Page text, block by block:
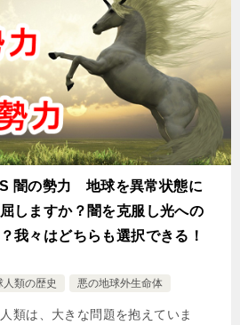
闇の勢力 地球を異常状態に
しますか？闇を克服し光への
我々はどちらも選択できる！
人類の歴史 悪の地球外生命体
類は、大きな問題を抱えていま